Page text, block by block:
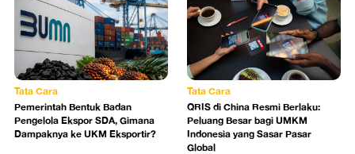
Tata Cara
Pemerintah Bentuk Badan
Pengelola Ekspor SDA, Gimana
Dampaknya ke UKM Eksportir?
Tata Cara
QRIS di China Resmi Berlaku:
Peluang Besar bagi UMKM
Indonesia yang Sasar Pasar
Global